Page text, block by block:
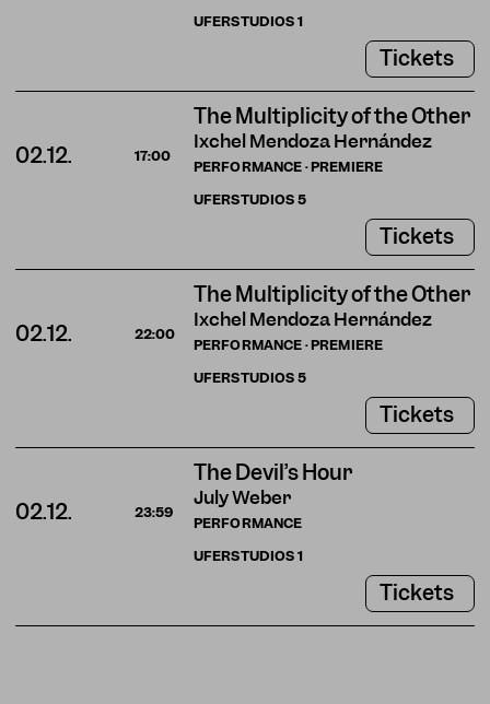
UFERSTUDIOS1
Tickets
The Multiplicity of the Other
Ixchel Mendoza Hernández
PERFORMANCE · PREMIERE
02.12. 17:00
UFERSTUDIOS5
Tickets
The Multiplicity of the Other
Ixchel Mendoza Hernández
PERFORMANCE · PREMIERE
02.12. 22:00
UFERSTUDIOS5
Tickets
The Devil’s Hour
July Weber
PERFORMANCE
02.12. 23:59
UFERSTUDIOS1
Tickets